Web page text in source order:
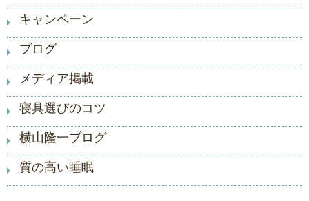
キャンペーン
ブログ
メディア掲載
寝具選びのコツ
横山隆一ブログ
質の高い睡眠